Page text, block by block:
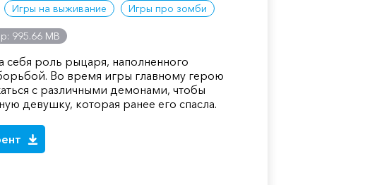
Игры на выживание Игры про зомби
995.66 MB
себя роль рыцаря, наполненного
Во время игры главному герою
с различными демонами, чтобы
девушку, которая ранее его спасла.